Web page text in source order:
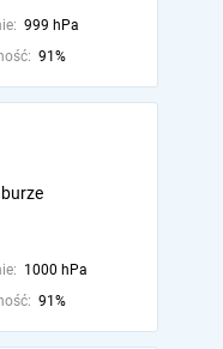
999 hPa
91%
1000 hPa
91%